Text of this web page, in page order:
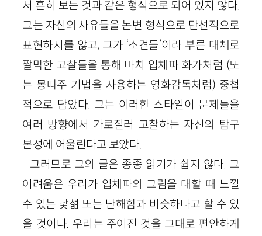
서 흔히 보는 것과 같은 형식으로 되어 있지 않다.
그는 자신의 사유들을 논변 형식으로 단선적으로
표현하지를 않고, 그가 ‘소견들’이라 부른 대체로
짤막한 고찰들을 통해 마치 입체파 화가처럼 (또
는 몽따주 기법을 사용하는 영화감독처럼) 중첩
적으로 담았다. 그는 이러한 스타일이 문제들을
여러 방향에서 가로질러 고찰하는 자신의 탐구
본성에 어울린다고 보았다.
그러므로 그의 글은 종종 읽기가 쉽지 않다. 그
어려움은 우리가 입체파의 그림을 대할 때 느낄
수 있는 낯섦 또는 난해함과 비슷하다고 할 수 있
을 것이다. 우리는 주어진 것을 그대로 편안하게